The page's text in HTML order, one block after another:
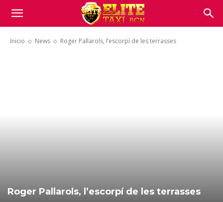
Inicio News Roger Pallarols, l’escorpí de les terrasses
Roger Pallarols, l’escorpí de les terrasses